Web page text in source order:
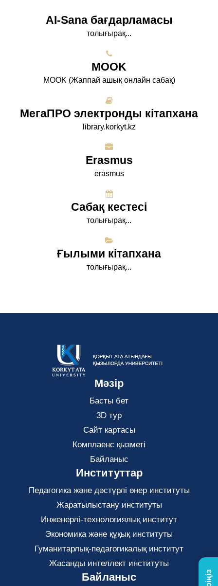
AI-Sana бағдарламасы
толығырақ...
МООK
МООK (Жаппай ашық онлайн сабақ)
МегаПРО электронды кітапхана
library.korkyt.kz
Erasmus
erasmus
Сабақ кестесі
толығырақ...
Ғылыми кітапхана
толығырақ...
Мәзір
Басты бет
3D тур
Сайт картасы
Комплаенс қызметі
Байланыс
Институттар
Педагогика және дәстүрлі өнер институты
Жаратылыстану институты
Инженерлі-технологиялық институт
Экономика және құқық институты
Гуманитарлық-педагогикалық институт
Жасанды интеллект институты
Байланыс